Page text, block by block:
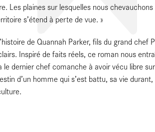
Les plaines sur lesquelles nous
s’étend à perte de vue. »
de Quannah Parker, fils du grand chef
Inspiré de faits réels, ce roman nous
le dernier chef comanche à avoir vécu libre
d’un homme qui s’est battu, sa vie